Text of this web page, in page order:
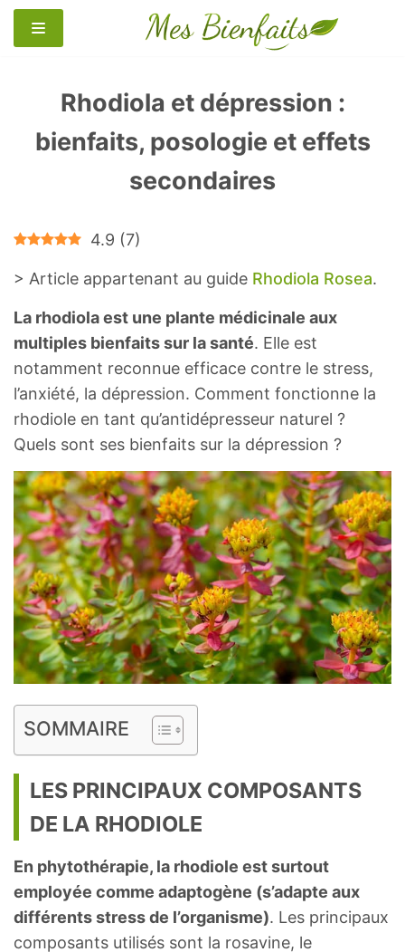
Aller
au
Rhodiola et dépression :
bienfaits, posologie et effets
secondaires
4.9 (7)
> Article appartenant au guide Rhodiola Rosea.
La rhodiola est une plante médicinale aux
multiples bienfaits sur la santé. Elle est
notamment reconnue efficace contre le stress,
l’anxiété, la dépression. Comment fonctionne la
rhodiole en tant qu’antidépresseur naturel ?
Quels sont ses bienfaits sur la dépression ?
SOMMAIRE
LES PRINCIPAUX COMPOSANTS
DE LA RHODIOLE
En phytothérapie, la rhodiole est surtout
employée comme adaptogène (s’adapte aux
différents stress de l’organisme). Les principaux
composants utilisés sont la rosavine, le